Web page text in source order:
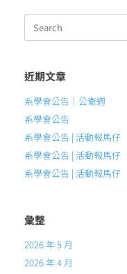
Search
for:
近期文章
系學會公告｜公衛週
系學會公告
系學會公告 | 活動報馬仔
系學會公告 | 活動報馬仔
系學會公告 | 活動報馬仔
彙整
2026 年 5 月
2026 年 4 月